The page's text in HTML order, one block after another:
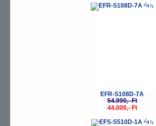
-20%
EFR-S108D-7A
54.990,- Ft
44.000,- Ft
-20%